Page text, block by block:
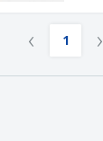
‹ 1 ›